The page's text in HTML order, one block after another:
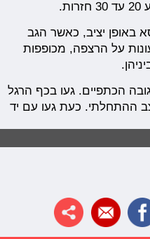
באופן יציב, כאשר הגב
על הרצפה, מכופפות
הכתפיים. געו בכף הרגל
ההתחלתי. כעת געו עם יד